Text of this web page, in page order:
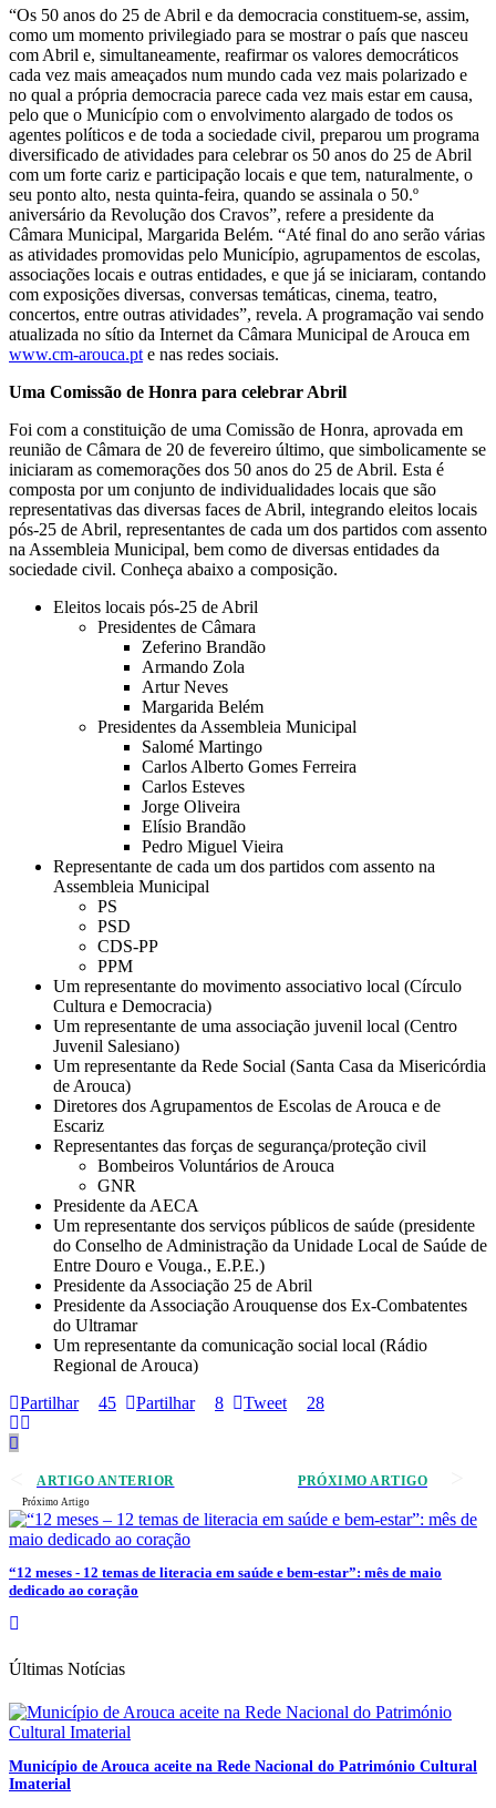
“Os 50 anos do 25 de Abril e da democracia constituem-se, assim,
como um momento privilegiado para se mostrar o país que nasceu
com Abril e, simultaneamente, reafirmar os valores democráticos
cada vez mais ameaçados num mundo cada vez mais polarizado e
no qual a própria democracia parece cada vez mais estar em causa,
pelo que o Município com o envolvimento alargado de todos os
agentes políticos e de toda a sociedade civil, preparou um programa
diversificado de atividades para celebrar os 50 anos do 25 de Abril
com um forte cariz e participação locais e que tem, naturalmente, o
seu ponto alto, nesta quinta-feira, quando se assinala o 50.º
aniversário da Revolução dos Cravos”, refere a presidente da
Câmara Municipal, Margarida Belém. “Até final do ano serão várias
as atividades promovidas pelo Município, agrupamentos de escolas,
associações locais e outras entidades, e que já se iniciaram, contando
com exposições diversas, conversas temáticas, cinema, teatro,
concertos, entre outras atividades”, revela. A programação vai sendo
atualizada no sítio da Internet da Câmara Municipal de Arouca em
www.cm-arouca.pt e nas redes sociais.
Uma Comissão de Honra para celebrar Abril
Foi com a constituição de uma Comissão de Honra, aprovada em
reunião de Câmara de 20 de fevereiro último, que simbolicamente se
iniciaram as comemorações dos 50 anos do 25 de Abril. Esta é
composta por um conjunto de individualidades locais que são
representativas das diversas faces de Abril, integrando eleitos locais
pós-25 de Abril, representantes de cada um dos partidos com assento
na Assembleia Municipal, bem como de diversas entidades da
sociedade civil. Conheça abaixo a composição.
Eleitos locais pós-25 de Abril
Presidentes de Câmara
Zeferino Brandão
Armando Zola
Artur Neves
Margarida Belém
Presidentes da Assembleia Municipal
Salomé Martingo
Carlos Alberto Gomes Ferreira
Carlos Esteves
Jorge Oliveira
Elísio Brandão
Pedro Miguel Vieira
Representante de cada um dos partidos com assento na
Assembleia Municipal
PS
PSD
CDS-PP
PPM
Um representante do movimento associativo local (Círculo
Cultura e Democracia)
Um representante de uma associação juvenil local (Centro
Juvenil Salesiano)
Um representante da Rede Social (Santa Casa da Misericórdia
de Arouca)
Diretores dos Agrupamentos de Escolas de Arouca e de
Escariz
Representantes das forças de segurança/proteção civil
Bombeiros Voluntários de Arouca
GNR
Presidente da AECA
Um representante dos serviços públicos de saúde (presidente
do Conselho de Administração da Unidade Local de Saúde de
Entre Douro e Vouga., E.P.E.)
Presidente da Associação 25 de Abril
Presidente da Associação Arouquense dos Ex-Combatentes
do Ultramar
Um representante da comunicação social local (Rádio
Regional de Arouca)
Partilhar
45 Partilhar 8 Tweet 28
ARTIGO ANTERIOR PRÓXIMO ARTIGO
Próximo Artigo
“12 meses - 12 temas de literacia em saúde e bem-estar”: mês de maio
dedicado ao coração
Últimas Notícias
Município de Arouca aceite na Rede Nacional do Património Cultural
Imaterial